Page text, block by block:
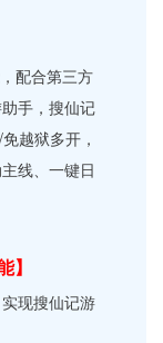
配合第三方
手，搜仙记
越狱多开，
线、一键日
】
现搜仙记游